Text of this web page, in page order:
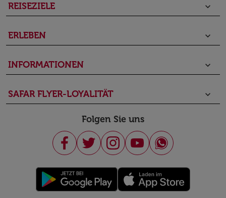
REISEZIELE keyboard_arrow_down
ERLEBEN keyboard_arrow_down
INFORMATIONEN keyboard_arrow_down
SAFAR FLYER-LOYALITÄT keyboard_arrow_down
Folgen Sie uns